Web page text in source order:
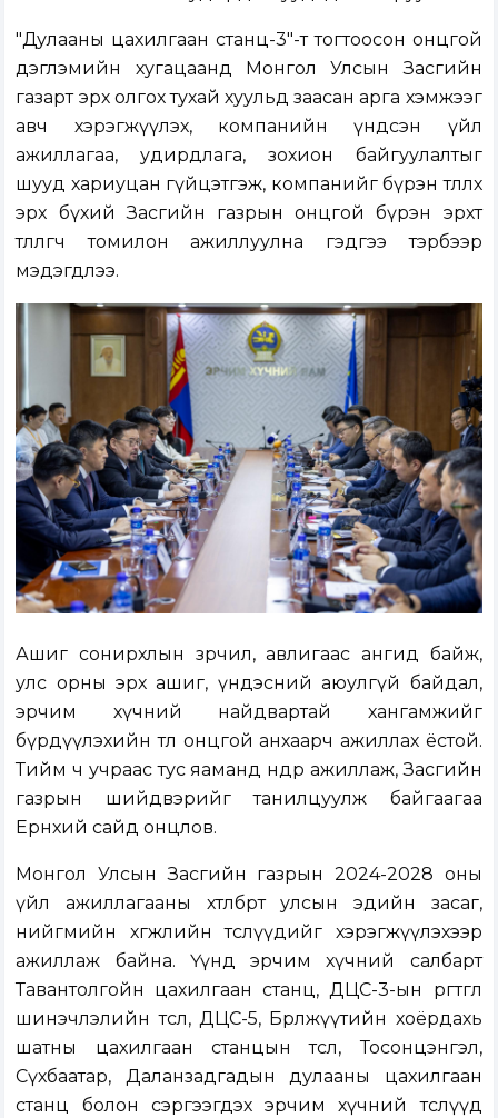
"Дулааны цахилгаан станц-3"-т тогтоосон онцгой
дэглэмийн хугацаанд Монгол Улсын Засгийн
газарт эрх олгох тухай хуульд заасан арга хэмжээг
авч хэрэгжүүлэх, компанийн үндсэн үйл
ажиллагаа, удирдлага, зохион байгуулалтыг
шууд хариуцан гүйцэтгэж, компанийг бүрэн төлөөлөх
эрх бүхий Засгийн газрын онцгой бүрэн эрхт
төлөөлөгч томилон ажиллуулна гэдгээ тэрбээр
мэдэгдлээ.
Ашиг сонирхлын зөрчил, авлигаас ангид байж,
улс орны эрх ашиг, үндэсний аюулгүй байдал,
эрчим хүчний найдвартай хангамжийг
бүрдүүлэхийн төлөө онцгой анхаарч ажиллах ёстой.
Тийм ч учраас тус яаманд өнөөдөр ажиллаж, Засгийн
газрын шийдвэрийг танилцуулж байгаагаа
Ерөнхий сайд онцлов.
Монгол Улсын Засгийн газрын 2024-2028 оны
үйл ажиллагааны хөтөлбөрт улсын эдийн засаг,
нийгмийн хөгжлийн төслүүдийг хэрэгжүүлэхээр
ажиллаж байна. Үүнд эрчим хүчний салбарт
Тавантолгойн цахилгаан станц, ДЦС-3-ын өргөтгөл
шинэчлэлийн төсөл, ДЦС-5, Бөөрөлжүүтийн хоёрдахь
шатны цахилгаан станцын төсөл, Тосонцэнгэл,
Сүхбаатар, Даланзадгадын дулааны цахилгаан
станц болон сэргээгдэх эрчим хүчний төслүүд